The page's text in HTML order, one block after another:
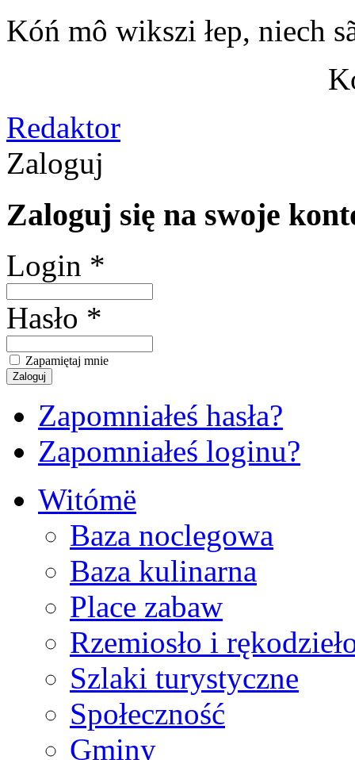
Kóń mô wikszi łep, niech
Redaktor
Zaloguj
Zaloguj się na swoje
Login *
Hasło *
Zapamiętaj mnie
Zapomniałeś hasła?
Zapomniałeś loginu?
Witómë
Baza noclegowa
Baza kulinarna
Place zabaw
Rzemiosło i
Szlaki turystyczne
Społeczność
Gminy